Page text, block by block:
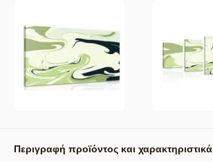
Περιγραφή προϊόντος και χαρακτηριστικά